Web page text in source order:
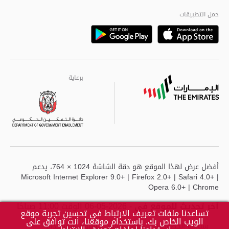
مراكز خدمة أبوظبى
حمل التطبيقات
Google
Playstore
برعاية
برعاية
أفضل عرض لهذا الموقع هو دقة الشاشة 1024 × 764، يدعم
Microsoft Internet Explorer 9.0+ | Firefox 2.0+ | Safari 4.0+ |
Opera 6.0+ | Chrome
آخر تحديث للموقع في- 2026-05-06 الوقت 11:00 صباحًا
سياسة الخصوصية حقوق النشر شروط الاستخدام
تساعدنا ملفات تعريف الارتباط في تحسين تجربة موقع
الويب الخاص بك. باستخدام موقعنا، أنت توافق على